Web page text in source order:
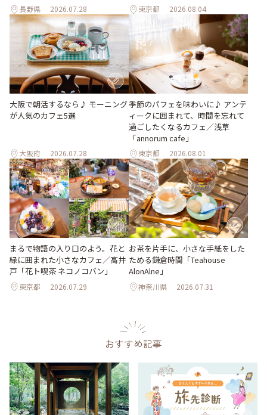
長野県 2026.07.28 東京都 2026.08.04
大阪で朝活するなら♪ モーニング
が人気のカフェ5選
大阪府 2026.07.28
季節のパフェを味わいに♪ アンテ
ィークに囲まれて、時間を忘れて
過ごしたくなるカフェ／浅草
「annorum cafe」
東京都 2026.08.01
まるで物語の入り口のよう。花と
緑に囲まれた小さなカフェ／高井
戸「花ト喫茶 ネコノコバン」
東京都 2026.07.29
お茶を片手に、小さな手紙をした
ためる鎌倉時間「Teahouse
AlonAlne」
神奈川県 2026.07.31
おすすめ記事